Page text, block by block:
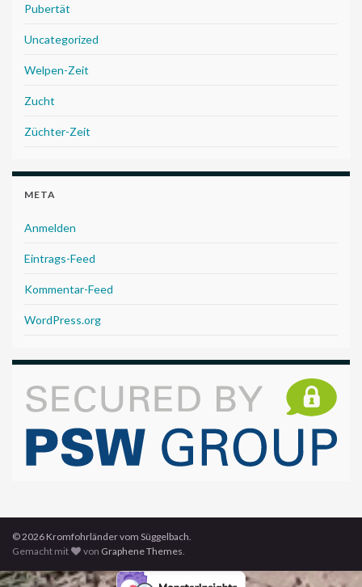
Pubertät
Uncategorized
Welpen-Zeit
Zucht
Züchter-Zeit
META
Anmelden
Eintrags-Feed
Kommentar-Feed
WordPress.org
© 2026 Kromfohrländer vom Süggelbach.
Gemacht mit
von Graphene Themes